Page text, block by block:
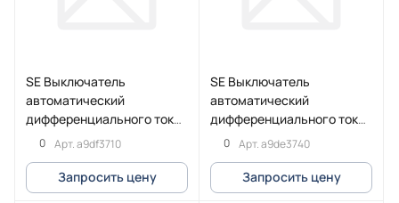
SE Выключатель
автоматический
дифференциального тока
iCV40 3P+N 6кА 10A C
30мА тип Asi
0 Арт.a9df3710
Запросить цену
SE Выключатель
автоматический
дифференциального тока
iCV40 3P+N 6кА 40A C
30мA тип AC
0 Арт.a9de3740
Запросить цену